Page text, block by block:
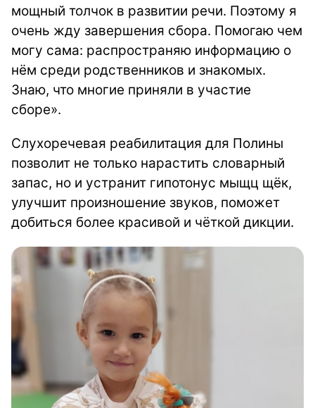
мощный толчок в развитии речи. Поэтому я
очень жду завершения сбора. Помогаю чем
могу сама: распространяю информацию о
нём среди родственников и знакомых.
Знаю, что многие приняли в участие
сборе».
Слухоречевая реабилитация для Полины
позволит не только нарастить словарный
запас, но и устранит гипотонус мыщц щёк,
улучшит произношение звуков, поможет
добиться более красивой и чёткой дикции.